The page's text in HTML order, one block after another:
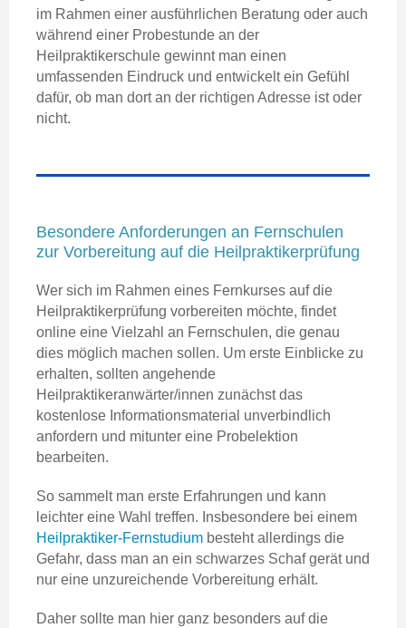
im Rahmen einer ausführlichen Beratung oder auch
während einer Probestunde an der
Heilpraktikerschule gewinnt man einen
umfassenden Eindruck und entwickelt ein Gefühl
dafür, ob man dort an der richtigen Adresse ist oder
nicht.
Besondere Anforderungen an Fernschulen
zur Vorbereitung auf die Heilpraktikerprüfung
Wer sich im Rahmen eines Fernkurses auf die
Heilpraktikerprüfung vorbereiten möchte, findet
online eine Vielzahl an Fernschulen, die genau
dies möglich machen sollen. Um erste Einblicke zu
erhalten, sollten angehende
Heilpraktikeranwärter/innen zunächst das
kostenlose Informationsmaterial unverbindlich
anfordern und mitunter eine Probelektion
bearbeiten.
So sammelt man erste Erfahrungen und kann
leichter eine Wahl treffen. Insbesondere bei einem
Heilpraktiker-Fernstudium besteht allerdings die
Gefahr, dass man an ein schwarzes Schaf gerät und
nur eine unzureichende Vorbereitung erhält.
Daher sollte man hier ganz besonders auf die